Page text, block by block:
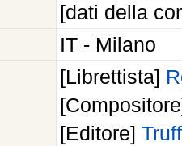
[dati della
IT - Milano
[Librettista]
[Editore]